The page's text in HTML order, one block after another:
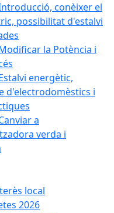
conèixer el
possibilitat d'estalvi
la Potència i
energètic,
d'electrodomèstics i
a
verda i
local
2026